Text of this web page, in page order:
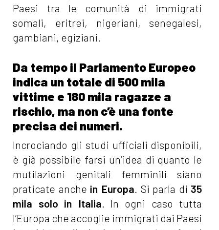
Paesi tra le comunità di immigrati
somali, eritrei, nigeriani, senegalesi,
gambiani, egiziani.
Da tempo il Parlamento Europeo
indica un totale di 500 mila
vittime e 180 mila ragazze a
rischio, ma non c’è una fonte
precisa dei numeri.
Incrociando gli studi ufficiali disponibili,
è già possibile farsi un’idea di quanto le
mutilazioni genitali femminili siano
praticate anche in Europa . Si parla di 35
mila solo in Italia . In ogni caso tutta
l’Europa che accoglie immigrati dai Paesi